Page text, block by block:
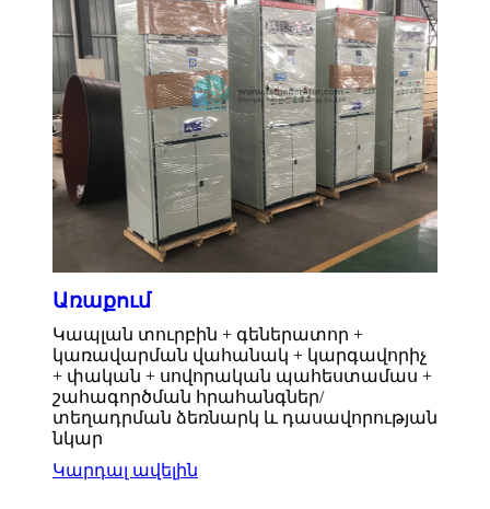
Առաքում
Կապլան տուրբին + գեներատոր +
կառավարման վահանակ + կարգավորիչ
+ փական + սովորական պահեստամաս +
շահագործման հրահանգներ/
տեղադրման ձեռնարկ և դասավորության
նկար
Կարդալ ավելին